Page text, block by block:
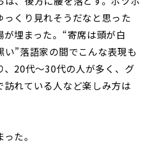
くり見れそうだなと思った
埋まった。“寄席は頭が白
い”落語家の間でこんな表現も
、20代～30代の人が多く、グ
れている人など楽しみ方は
た。